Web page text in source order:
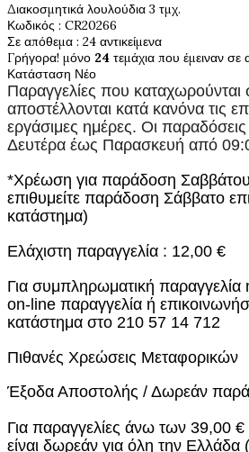
Διακοσμητικά λουλούδια 3 τμχ.
Κωδικός : CR20266
Σε απόθεμα : 24 αντικείμενα
Γρήγορα! μόνο 24 τεμάχια που έμειναν σε
Κατάσταση Νέο
Παραγγελίες που καταχωρούνται
αποστέλλονται κατά κανόνα τις
εργάσιμες ημέρες. Οι παραδόσεις
Δευτέρα έως Παρασκευή από
*Χρέωση για παράδοση
επιθυμείτε παράδοση Σάββατο
κατάστημα)
Ελάχιστη παραγγελία : 12,00 €
Για συμπληρωματική παραγγελία
on-line παραγγελία ή
κατάστημα στο 210 57 14 712
Πιθανές Χρεώσεις Μεταφορικών
Έξοδα Αποστολής / Δωρεάν
Για παραγγελίες άνω των 39,00 €
είναι δωρεάν για όλη την Ελλάδα